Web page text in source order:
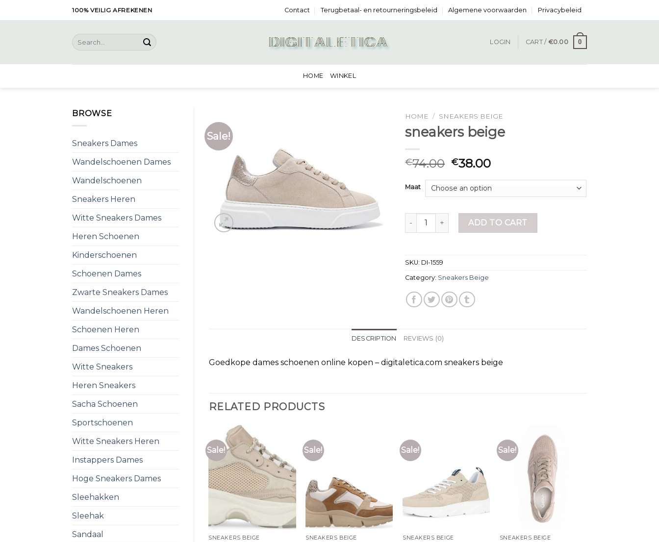
to
100% VEILIG AFREKENEN Contact Terugbetaal- en retourneringsbeleid Algemene voorwaarden Privacybeleid
Search
for:
LOGIN CART / €0.00 0
HOME WINKEL
BROWSE
Sneakers Dames
Wandelschoenen Dames
Wandelschoenen
Sneakers Heren
Witte Sneakers Dames
Heren Schoenen
Kinderschoenen
Schoenen Dames
Zwarte Sneakers Dames
Wandelschoenen Heren
Schoenen Heren
Dames Schoenen
Witte Sneakers
Heren Sneakers
Sacha Schoenen
Sportschoenen
Witte Sneakers Heren
Instappers Dames
Hoge Sneakers Dames
Sleehakken
Sleehak
Sandaal
Sale!
HOME / SNEAKERS BEIGE
sneakers beige
€74.00 €38.00
Maat
sneakers beige quantityADD TO CART
SKU: DI-1559
Category: Sneakers Beige
DESCRIPTION REVIEWS (0)
Goedkope dames schoenen online kopen – digitaletica.com sneakers beige
RELATED PRODUCTS
Sale!
SNEAKERS BEIGE
Sale!
SNEAKERS BEIGE
Sale!
SNEAKERS BEIGE
Sale!
SNEAKERS BEIGE